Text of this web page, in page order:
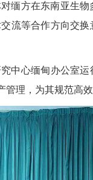
缅方在东南亚生
流等合作方向交
中心缅甸办公室运
理，为其规范高效